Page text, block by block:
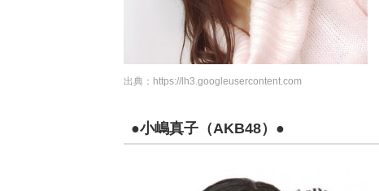
出典： https://lh3.googleusercontent.com
●小嶋真子（AKB48）●